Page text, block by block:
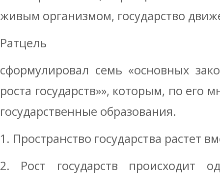
живым организмом, государство
Ратцель
сформулировал семь «основных
роста государств»», которым, по его
государственные образования.
1. Пространство государства растет
2. Рост государств происходит